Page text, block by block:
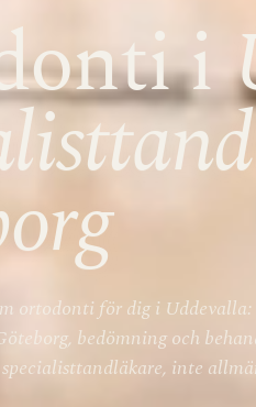
i
ortodonti för dig i Uddevalla:
bedömning och
inte